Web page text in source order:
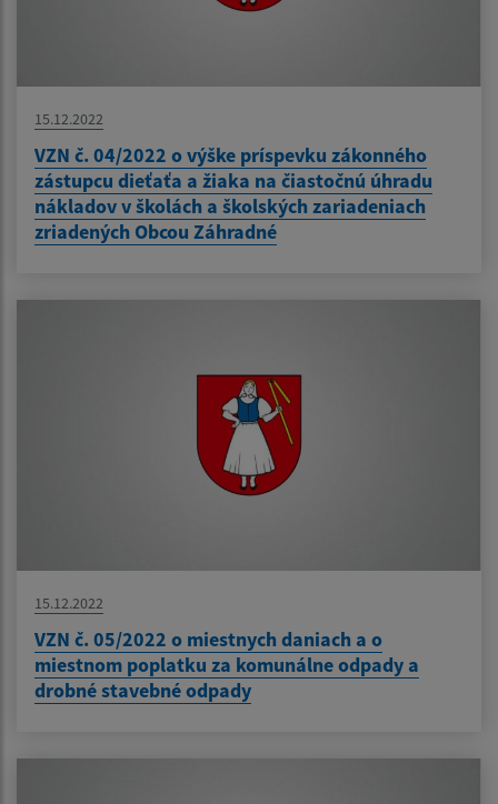
15.12.2022
VZN č. 04/2022 o výške príspevku zákonného
zástupcu dieťaťa a žiaka na čiastočnú úhradu
nákladov v školách a školských zariadeniach
zriadených Obcou Záhradné
15.12.2022
VZN č. 05/2022 o miestnych daniach a o
miestnom poplatku za komunálne odpady a
drobné stavebné odpady